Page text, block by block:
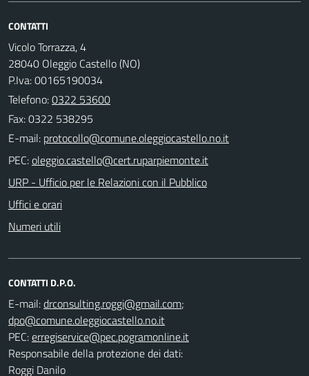
CONTATTI
Vicolo Torrazza, 4
28040 Oleggio Castello (NO)
P.Iva: 00165190034
Telefono:0322 53600
Fax: 0322 538295
E-mail:
PEC:
URP - Ufficio per le Relazioni con il Pubblico
Uffici e orari
Numeri utili
CONTATTI D.P.O.
E-mail:
;
PEC:
Responsabile della protezione dei dati:
Roggi Danilo